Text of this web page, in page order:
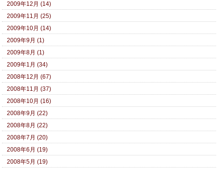
2009年12月 (14)
2009年11月 (25)
2009年10月 (14)
2009年9月 (1)
2009年8月 (1)
2009年1月 (34)
2008年12月 (67)
2008年11月 (37)
2008年10月 (16)
2008年9月 (22)
2008年8月 (22)
2008年7月 (20)
2008年6月 (19)
2008年5月 (19)